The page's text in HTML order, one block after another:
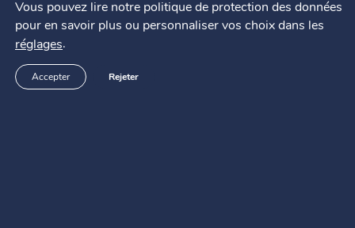
Support SAV
Questions fréquentes
Modes d’emploi
Vous pouvez lire notre politique de protection des données
pour en savoir plus ou personnaliser vos choix dans les
réglages.
Accepter Rejeter